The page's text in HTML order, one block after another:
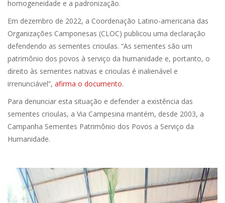
homogeneidade e a padronização.
Em dezembro de 2022, a Coordenação Latino-americana das
Organizações Camponesas (CLOC) publicou uma declaração
defendendo as sementes crioulas. “As sementes são um
patrimônio dos povos à serviço da humanidade e, portanto, o
direito às sementes nativas e crioulas é inalienável e
irrenunciável”, afirma o documento.
Para denunciar esta situação e defender a existência das
sementes crioulas, a Via Campesina mantém, desde 2003, a
Campanha Sementes Patrimônio dos Povos a Serviço da
Humanidade.